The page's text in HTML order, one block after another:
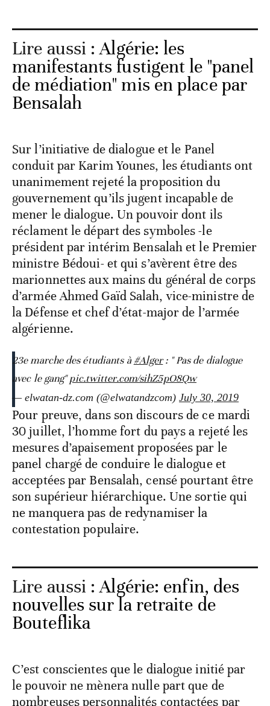
Lire aussi :Algérie: les
manifestants fustigent le "panel
de médiation" mis en place par
Bensalah
Sur l’initiative de dialogue et le Panel
conduit par Karim Younes, les étudiants ont
unanimement rejeté la proposition du
gouvernement qu’ils jugent incapable de
mener le dialogue. Un pouvoir dont ils
réclament le départ des symboles -le
président par intérim Bensalah et le Premier
ministre Bédoui- et qui s’avèrent être des
marionnettes aux mains du général de corps
d’armée Ahmed Gaïd Salah, vice-ministre de
la Défense et chef d’état-major de l’armée
algérienne.
23e marche des étudiants à#Alger: " Pas de dialogue
avec le gang"pic.twitter.com/sihZ5pO8Qw
— elwatan-dz.com (@elwatandzcom) July 30, 2019
Pour preuve, dans son discours de ce mardi
30 juillet, l’homme fort du pays a rejeté les
mesures d’apaisement proposées par le
panel chargé de conduire le dialogue et
acceptées par Bensalah, censé pourtant être
son supérieur hiérarchique. Une sortie qui
ne manquera pas de redynamiser la
contestation populaire.
Lire aussi :Algérie: enfin, des
nouvelles sur la retraite de
Bouteflika
C’est conscientes que le dialogue initié par
le pouvoir ne mènera nulle part que de
nombreuses personnalités contactées par